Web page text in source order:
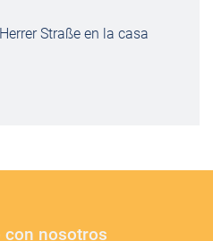
Straße en la casa
con nosotros